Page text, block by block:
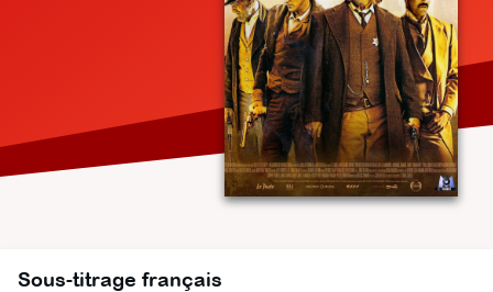
Sous-titrage français